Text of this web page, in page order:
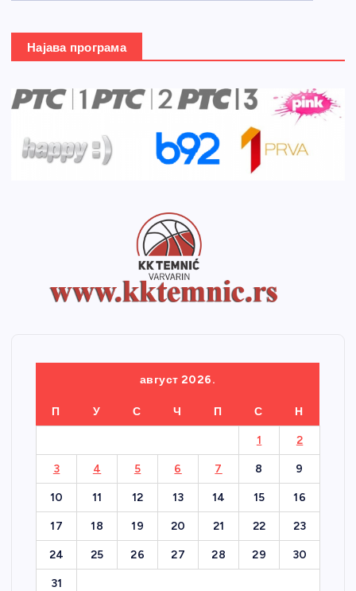
Најава програма
август 2026.
П У С Ч П С Н
1 2
3 4 5 6 7 8 9
10 11 12 13 14 15 16
17 18 19 20 21 22 23
24 25 26 27 28 29 30
31